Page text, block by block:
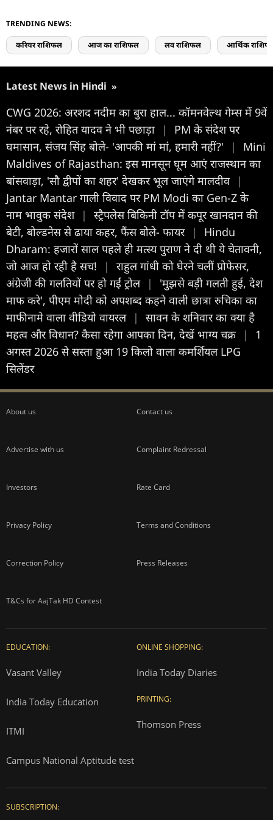
TRENDING NEWS:
करियर राशिफल आज का राशिफल लव राशिफल आर्थिक
Latest News in Hindi »
CWG 2026: अरशद नदीम का बुरा हाल... कॉमनवेल्थ गेम्स में 9वें
नंबर पर रहे, रोहित यादव ने भी पछाड़ा
|
PM के संदेश पर
घमासान, संजय सिंह बोले- 'आपकी मां मां, हमारी नहीं?'
|
Mini
Maldives of Rajasthan: इस मानसून घूम आएं राजस्थान का
बांसवाड़ा, 'सौ द्वीपों का शहर' देखकर भूल जाएंगे मालदीव |
Jantar Mantar गाली विवाद पर PM Modi का Gen-Z के
नाम भावुक संदेश |
स्ट्रैपलेस बिकिनी टॉप में कपूर खानदान की
बेटी, बोल्डनेस से ढाया कहर, फैंस बोले- फायर |
Hindu
Dharam: हजारों साल पहले ही मत्स्य पुराण ने दी थी ये चेतावनी,
जो आज हो रही है सच!
|
राहुल गांधी को घेरने चलीं प्रोफेसर,
अंग्रेजी की गलतियों पर हो गईं ट्रोल |
'मुझसे बड़ी गलती हुई, देश
माफ करे', पीएम मोदी को अपशब्द कहने वाली छात्रा रुचिका का
माफीनामे वाला वीडियो वायरल |
सावन के शन‍िवार का क्या है
महत्व और व‍िधान? कैसा रहेगा आपका द‍िन, देखें भाग्य चक्र
|
1
अगस्त 2026 से सस्ता हुआ 19 किलो वाला कमर्शियल LPG
सिलेंडर
About us Contact us
Advertise with us Complaint Redressal
Investors Rate Card
Privacy Policy Terms and Conditions
Correction Policy Press Releases
T&Cs for AajTak HD Contest
EDUCATION:
Vasant Valley
India Today Education
ITMI
Campus National Aptitude test
ONLINE SHOPPING:
India Today Diaries
PRINTING:
Thomson Press
SUBSCRIPTION: